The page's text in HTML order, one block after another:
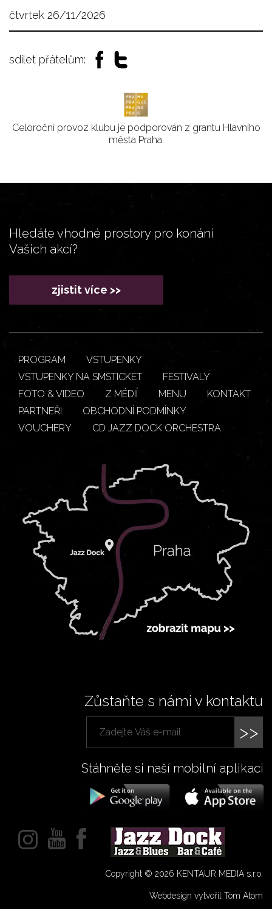
čtvrtek 26/11/2026
sdílet přátelům:
Celoroční provoz klubu je podporován z grantu Hlavního
města Praha.
Hledáte vhodné prostory pro konání
Vašich akcí?
zjistit více >>
PROGRAM
VSTUPENKY
VSTUPENKY NA SMSTICKET
FESTIVALY
FOTO & VIDEO
Z MÉDIÍ MENU
KONTAKT
PARTNEŘI
OBCHODNÍ PODMÍNKY
VOUCHERY
CD JAZZ DOCK ORCHESTRA
Zůstaňte s námi v kontaktu
>>
Stáhněte si naší mobilní aplikaci
Copyright © 2026 KENTAUR MEDIA s.r.o.
Webdesign vytvořil Tom Atom